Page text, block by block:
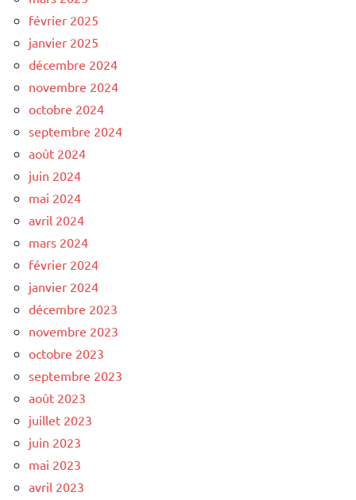
février 2025
janvier 2025
décembre 2024
novembre 2024
octobre 2024
septembre 2024
août 2024
juin 2024
mai 2024
avril 2024
mars 2024
février 2024
janvier 2024
décembre 2023
novembre 2023
octobre 2023
septembre 2023
août 2023
juillet 2023
juin 2023
mai 2023
avril 2023